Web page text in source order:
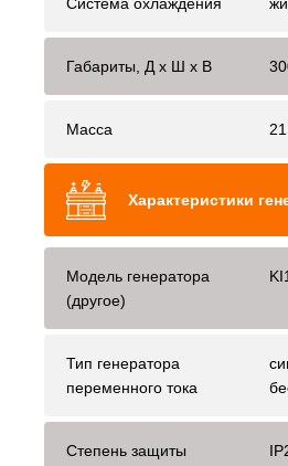
Система охлаждения
Габариты, Д x Ш x В
Масса
Характеристики
Модель генератора
(другое)
Тип генератора
переменного тока
Степень защиты